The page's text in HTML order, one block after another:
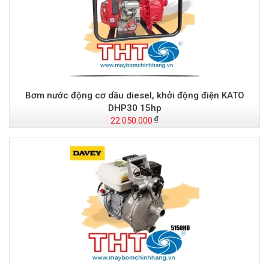
Bơm nước động cơ dầu diesel, khởi động điện KATO
DHP30 15hp
22.050.000